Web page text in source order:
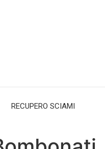
RECUPERO SCIAMI